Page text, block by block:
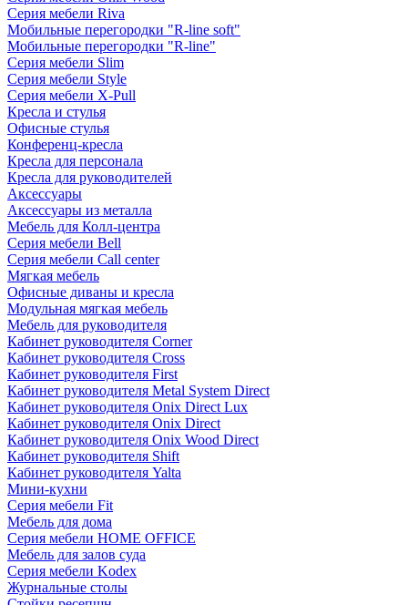
Серия мебели Riva
Мобильные перегородки "R-line soft"
Мобильные перегородки "R-line"
Серия мебели Slim
Серия мебели Style
Серия мебели X-Pull
Кресла и стулья
Офисные стулья
Конференц-кресла
Кресла для персонала
Кресла для руководителей
Аксессуары
Аксессуары из металла
Мебель для Колл-центра
Серия мебели Bell
Серия мебели Call center
Мягкая мебель
Офисные диваны и кресла
Модульная мягкая мебель
Мебель для руководителя
Кабинет руководителя Corner
Кабинет руководителя Cross
Кабинет руководителя First
Кабинет руководителя Metal System Direct
Кабинет руководителя Onix Direct Lux
Кабинет руководителя Onix Direct
Кабинет руководителя Onix Wood Direct
Кабинет руководителя Shift
Кабинет руководителя Yalta
Мини-кухни
Серия мебели Fit
Мебель для дома
Серия мебели HOME OFFICE
Мебель для залов суда
Серия мебели Kodex
Журнальные столы